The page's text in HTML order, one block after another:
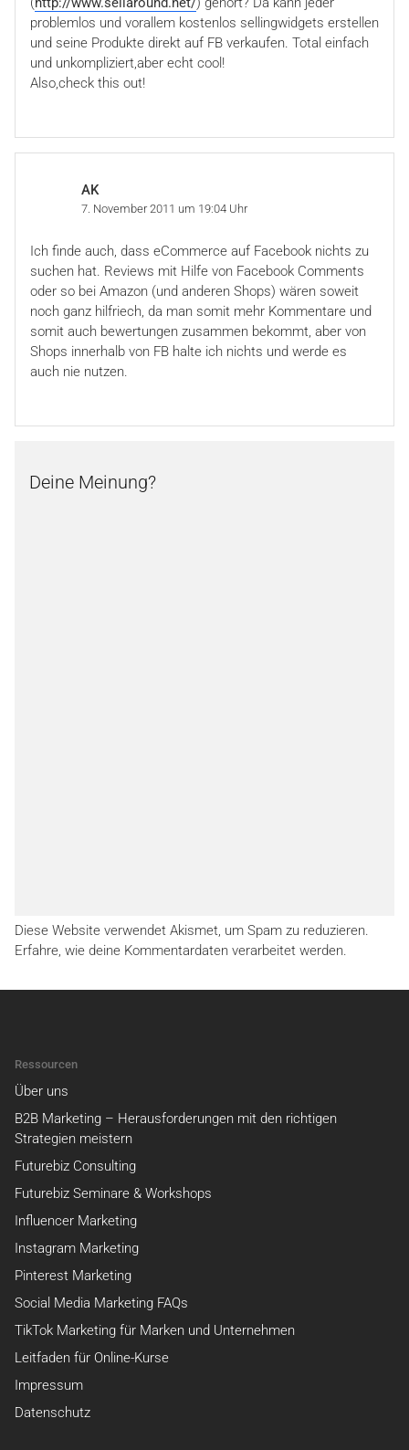
problemlos und vorallem kostenlos sellingwidgets erstellen
und seine Produkte direkt auf FB verkaufen. Total einfach
und unkompliziert,aber echt cool!
Also,check this out!
AK
7. November 2011 um 19:04 Uhr
Ich finde auch, dass eCommerce auf Facebook nichts zu
suchen hat. Reviews mit Hilfe von Facebook Comments
oder so bei Amazon (und anderen Shops) wären soweit
noch ganz hilfriech, da man somit mehr Kommentare und
somit auch bewertungen zusammen bekommt, aber von
Shops innerhalb von FB halte ich nichts und werde es
auch nie nutzen.
Deine Meinung?
Diese Website verwendet Akismet, um Spam zu reduzieren.
Erfahre, wie deine Kommentardaten verarbeitet werden.
Ressourcen
Über uns
B2B Marketing – Herausforderungen mit den richtigen
Strategien meistern
Futurebiz Consulting
Futurebiz Seminare & Workshops
Influencer Marketing
Instagram Marketing
Pinterest Marketing
Social Media Marketing FAQs
TikTok Marketing für Marken und Unternehmen
Leitfaden für Online-Kurse
Impressum
Datenschutz